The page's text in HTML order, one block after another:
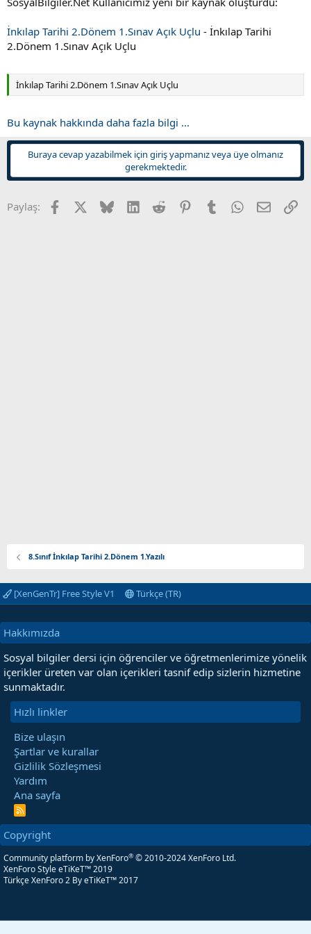
n
İnkılap Tarihi 2.Dönem 1.Sınav Açık Uçlu - İnkılap Tarihi
2.Dönem 1.Sınav Açık Uçlu
İnkılap Tarihi 2.Dönem 1.Sınav Açık Uçlu
Bu kaynak hakkında daha fazla bilgi ...
Buraya cevap yazabilmek için giriş yapmanız veya üye olmanız
gerekmektedir.
Paylaş: Facebook BlueskyLinkedInReddit PinterestTumblr WhatsApp
E-posta
8.Sınıf İnkılap Tarihi 2.Dönem 1.Yazılı
[XenGenTr] Free Style V1 Türkçe (TR)
Hakkımızda
Sosyal bilgiler dersi için öğrenciler ve öğretmenlerimize yönelik
içerikler üreten var olan içerikleri tasnif edip sizlerin hizmetine
sunmaktadır.
Hızlı linkler
Bize ulaşın
Şartlar ve kurallar
Gizlilik Sözleşmesi
Yardım
Ana sayfa
R
S
Copyright
Community platform by XenForo® © 2010-2024 XenForo Ltd.
XenForo Style eTiKeT™ 2019
Türkçe XenForo 2 By eTiKeT™ 2017